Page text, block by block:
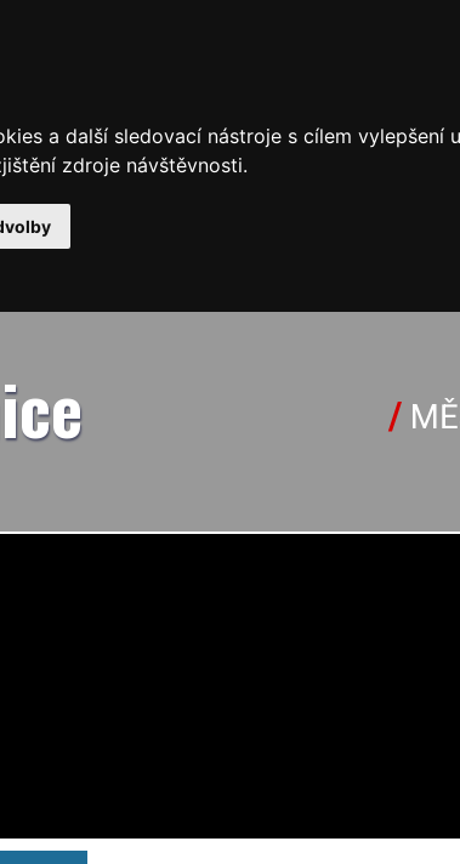
a další sledovací nástroje s cílem
zdroje návštěvnosti.